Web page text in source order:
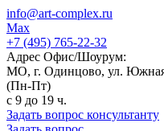
info@art-complex.ru
Max
+7 (495) 765-22-32
Адрес Офис/Шоурум:
МО, г. Одинцово, ул.
(Пн-Пт)
с 9 до 19 ч.
Задать вопрос консультанту